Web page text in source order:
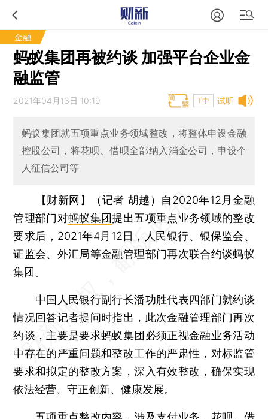
金融
蚂蚁集团再被约谈 加强平台企业金
融监管
试听
2021年04月13日 10:19 T中
蚂蚁集团就五项重点业务领域整改，将整体申设金融
控股公司，将花呗、借呗全部纳入消金公司，申设个
人征信公司等
【财新网】（记者 胡越） 自2020年12月金融
管理部门对蚂蚁集团提出五项重点业务领域的整改
要求后，2021年4月12日，人民银行、银保监会、
证监会、外汇局等金融管理部门再次联合约谈蚂蚁
集团。
中国人民银行副行长潘功胜代表四部门就约谈
情况回答记者提问时指出，此次金融管理部门再次
约谈，主要是要求蚂蚁集团必须正视金融业务活动
中存在的严重问题和整改工作的严肃性，对标监管
要求和拟定的整改方案，深入有效整改，确保实现
依法经营、守正创新、健康发展。